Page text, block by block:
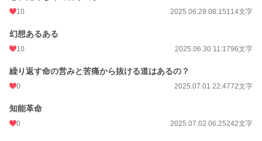
10 2025.06.29 08:15114文字
幻想あるある
10 2025.06.30 11:1796文字
繰り返す命の営みと苦痛から抜ける道はあるの？
0 2025.07.01 22:4772文字
知能革命
0 2025.07.02 06:25242文字